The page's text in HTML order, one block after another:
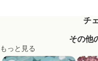
チ
その他
もっと見る